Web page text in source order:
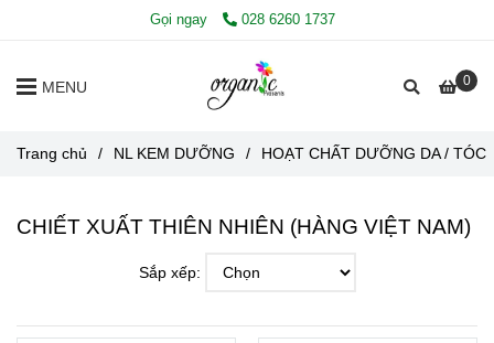
Gọi ngay 028 6260 1737
0
MENU
Trang chủ / NL KEM DƯỠNG / HOẠT CHẤT DƯỠNG DA / TÓC
CHIẾT XUẤT THIÊN NHIÊN (HÀNG VIỆT NAM)
Sắp xếp: